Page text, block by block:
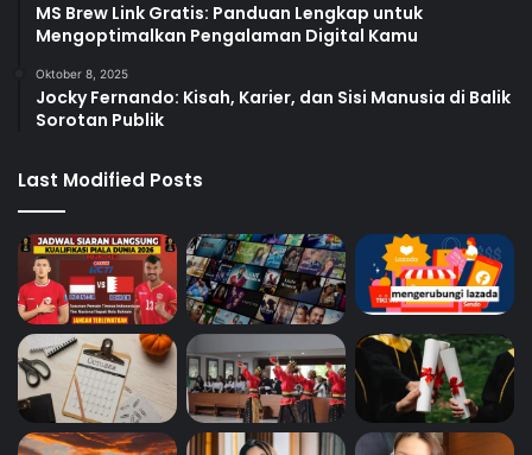
MS Brew Link Gratis: Panduan Lengkap untuk
Mengoptimalkan Pengalaman Digital Kamu
Oktober 8, 2025
Jocky Fernando: Kisah, Karier, dan Sisi Manusia di Balik
Sorotan Publik
Last Modified Posts